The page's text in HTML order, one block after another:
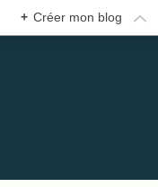
+ Créer mon blog